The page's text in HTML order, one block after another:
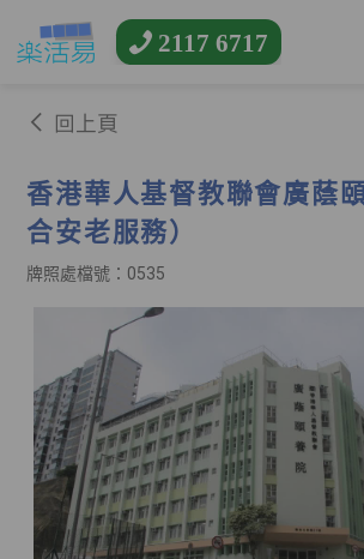
2117 6717
回上頁
香港華人基督教聯會廣蔭
合安老服務）
牌照處檔號：0535